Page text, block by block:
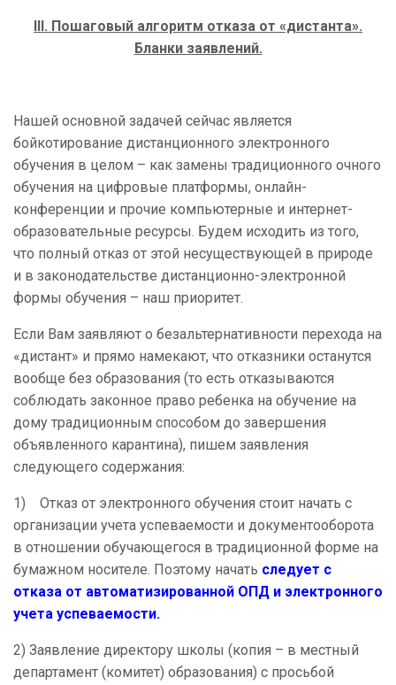
III. Пошаговый алгоритм отказа от «дистанта».
Бланки заявлений.
Нашей основной задачей сейчас является
бойкотирование дистанционного электронного
обучения в целом – как замены традиционного очного
обучения на цифровые платформы, онлайн-
конференции и прочие компьютерные и интернет-
образовательные ресурсы. Будем исходить из того,
что полный отказ от этой несуществующей в природе
и в законодательстве дистанционно-электронной
формы обучения – наш приоритет.
Если Вам заявляют о безальтернативности перехода на
«дистант» и прямо намекают, что отказники останутся
вообще без образования (то есть отказываются
соблюдать законное право ребенка на обучение на
дому традиционным способом до завершения
объявленного карантина), пишем заявления
следующего содержания:
1) Отказ от электронного обучения стоит начать с
организации учета успеваемости и документооборота
в отношении обучающегося в традиционной форме на
бумажном носителе. Поэтому начать следует с
отказа от автоматизированной ОПД и электронного
учета успеваемости.
2) Заявление директору школы (копия – в местный
департамент (комитет) образования) с просьбой